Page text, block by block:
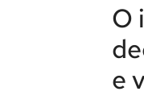
O
e